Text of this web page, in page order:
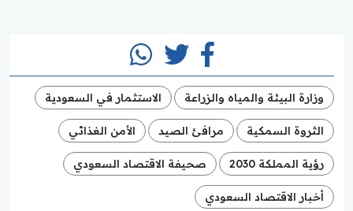
وزارة البيئة والمياه والزراعة الاستثمار في السعودية
الثروة السمكية مرافئ الصيد الأمن الغذائي
رؤية المملكة 2030 صحيفة الاقتصاد السعودي
أخبار الاقتصاد السعودي